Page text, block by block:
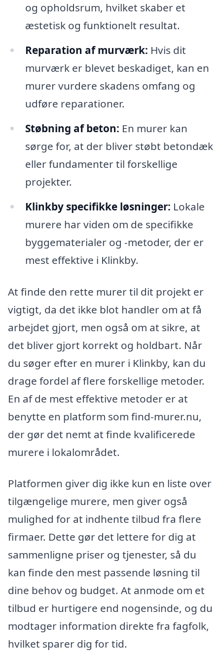
og opholdsrum, hvilket skaber et
æstetisk og funktionelt resultat.
Reparation af murværk: Hvis dit
murværk er blevet beskadiget, kan en
murer vurdere skadens omfang og
udføre reparationer.
Støbning af beton: En murer kan
sørge for, at der bliver støbt betondæk
eller fundamenter til forskellige
projekter.
Klinkby specifikke løsninger: Lokale
murere har viden om de specifikke
byggematerialer og -metoder, der er
mest effektive i Klinkby.
At finde den rette murer til dit projekt er
vigtigt, da det ikke blot handler om at få
arbejdet gjort, men også om at sikre, at
det bliver gjort korrekt og holdbart. Når
du søger efter en murer i Klinkby, kan du
drage fordel af flere forskellige metoder.
En af de mest effektive metoder er at
benytte en platform som find-murer.nu,
der gør det nemt at finde kvalificerede
murere i lokalområdet.
Platformen giver dig ikke kun en liste over
tilgængelige murere, men giver også
mulighed for at indhente tilbud fra flere
firmaer. Dette gør det lettere for dig at
sammenligne priser og tjenester, så du
kan finde den mest passende løsning til
dine behov og budget. At anmode om et
tilbud er hurtigere end nogensinde, og du
modtager information direkte fra fagfolk,
hvilket sparer dig for tid.